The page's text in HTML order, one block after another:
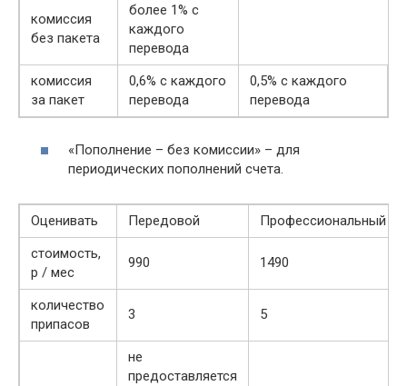
комиссия
без пакета
более 1% с
каждого
перевода
комиссия
за пакет
0,6% с каждого
перевода
0,5% с каждого
перевода
«Пополнение – без комиссии» – для
периодических пополнений счета.
Оценивать Передовой
Профессиональный
стоимость,
р / мес
990 1490
количество
припасов
3 5
не
предоставляется